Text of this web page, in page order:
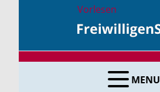
Vorlesen
MENU